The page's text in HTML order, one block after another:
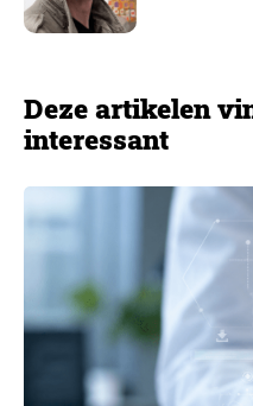
Deze artikelen
interessant